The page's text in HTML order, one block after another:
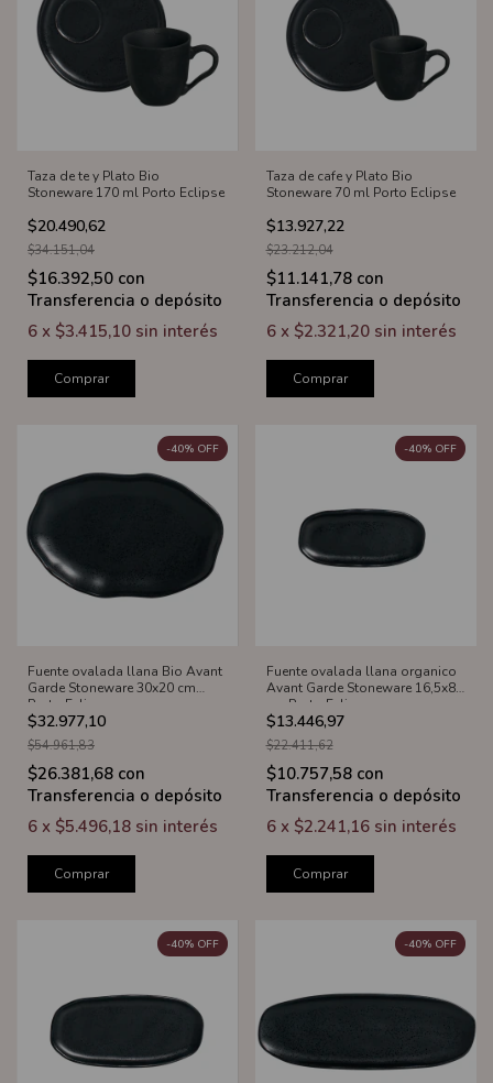
Taza de te y Plato Bio
Stoneware 170 ml Porto Eclipse
$20.490,62
$34.151,04
$16.392,50 con
Transferencia o depósito
6 x $3.415,10 sin interés
Comprar
Taza de cafe y Plato Bio
Stoneware 70 ml Porto Eclipse
$13.927,22
$23.212,04
$11.141,78 con
Transferencia o depósito
6 x $2.321,20 sin interés
Comprar
Fuente ovalada llana Bio Avant
Garde Stoneware 30x20 cm
Porto Eclipse
$32.977,10
-40% OFF
$54.961,83
$26.381,68 con
Transferencia o depósito
6 x $5.496,18 sin interés
Comprar
Fuente ovalada llana organico
Avant Garde Stoneware 16,5x8
cm Porto Eclipse
$13.446,97
-40% OFF
$22.411,62
$10.757,58 con
Transferencia o depósito
6 x $2.241,16 sin interés
Comprar
-40% OFF -40% OFF